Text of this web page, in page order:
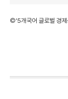
©'5개국어 글로벌 경제